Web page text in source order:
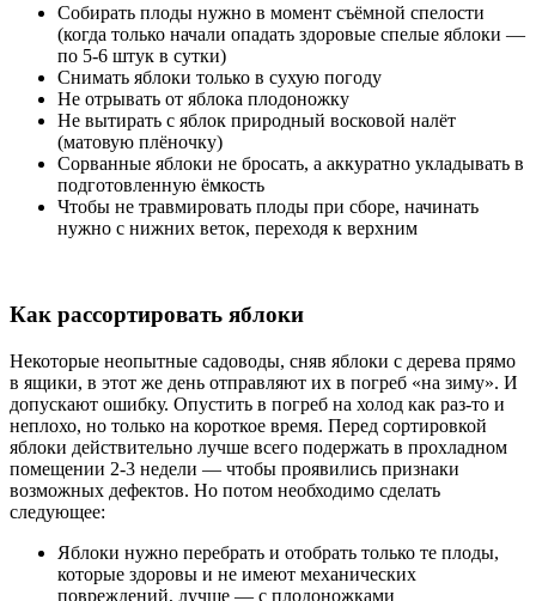
Собирать плоды нужно в момент съёмной спелости
(когда только начали опадать здоровые спелые яблоки —
по 5-6 штук в сутки)
Снимать яблоки только в сухую погоду
Не отрывать от яблока плодоножку
Не вытирать с яблок природный восковой налёт
(матовую плёночку)
Сорванные яблоки не бросать, а аккуратно укладывать в
подготовленную ёмкость
Чтобы не травмировать плоды при сборе, начинать
нужно с нижних веток, переходя к верхним
Как рассортировать яблоки
Некоторые неопытные садоводы, сняв яблоки с дерева прямо
в ящики, в этот же день отправляют их в погреб «на зиму». И
допускают ошибку. Опустить в погреб на холод как раз-то и
неплохо, но только на короткое время. Перед сортировкой
яблоки действительно лучше всего подержать в прохладном
помещении 2-3 недели — чтобы проявились признаки
возможных дефектов. Но потом необходимо сделать
следующее:
Яблоки нужно перебрать и отобрать только те плоды,
которые здоровы и не имеют механических
повреждений, лучше — с плодоножками